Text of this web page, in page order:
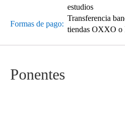
estudios
Formas de pago:
Transferencia
tiendas OXXO o
Ponentes